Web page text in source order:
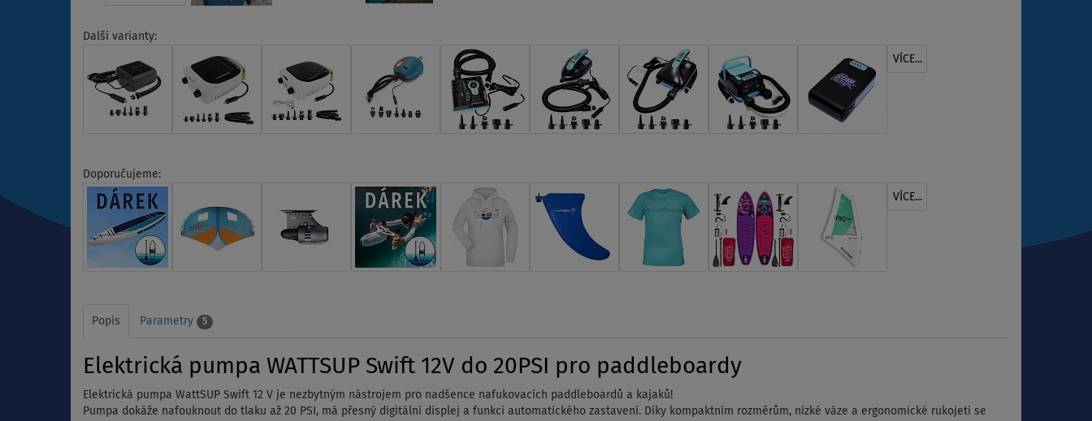
Další varianty:
VÍCE...
Doporučujeme:
VÍCE...
Popis Parametry 5
Elektrická pumpa WATTSUP Swift 12V do 20PSI pro paddleboardy
Elektrická pumpa WattSUP Swift 12 V je nezbytným nástrojem pro nadšence nafukovacích paddleboardů a kajaků!
Pumpa dokáže nafouknout do tlaku až 20 PSI, má přesný digitální displej a funkci automatického zastavení. Díky kompaktním rozměrům, nízké váze a ergonomické rukojeti se